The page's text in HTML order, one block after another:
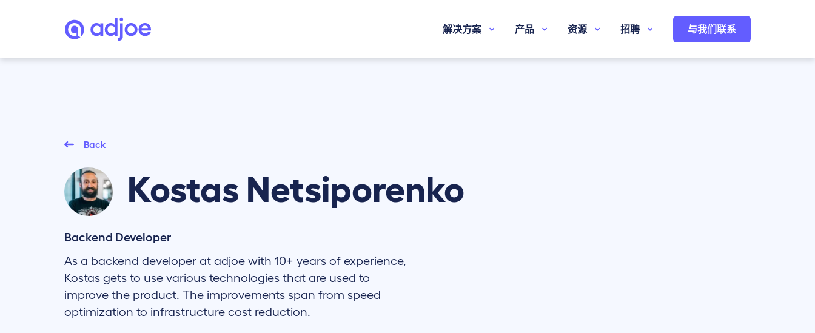
解决方案 产品 资源 招聘 与我们联系
Back
Kostas Netsiporenko
Backend Developer
As a backend developer at adjoe with 10+ years of experience,
Kostas gets to use various technologies that are used to
improve the product. The improvements span from speed
optimization to infrastructure cost reduction.